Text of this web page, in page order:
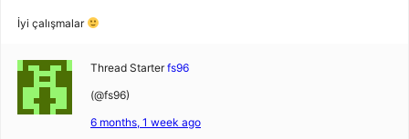
İyi çalışmalar
Thread Starter fs96
(@fs96)
6 months, 1 week ago